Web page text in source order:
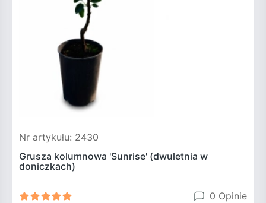
Nr artykułu: 2430
Grusza kolumnowa 'Sunrise' (dwuletnia w
doniczkach)
0 Opinie